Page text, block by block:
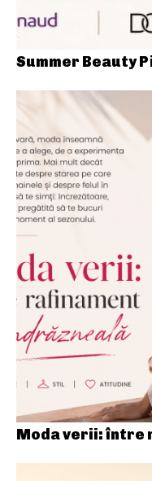
Summer Beauty
Moda verii: între